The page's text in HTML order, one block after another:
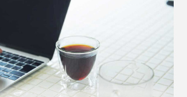
る検査に加え、国内でもさらに厳し
ない、ブランドの品質基準を満たした